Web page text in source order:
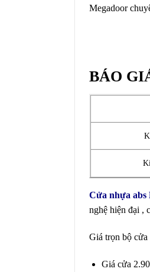
Megadoor
BÁO
Cửa nhựa abs
nghệ hiện đại ,
Giá trọn bộ
Giá cửa